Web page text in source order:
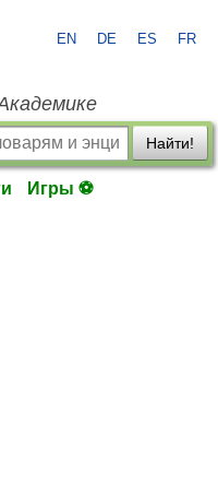
EN DE ES FR
Найти!
Игры ⚽